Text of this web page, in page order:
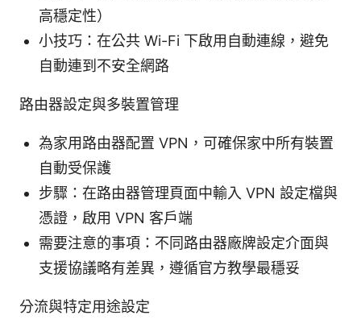
高穩定性）
小技巧：在公共 Wi-Fi 下啟用自動連線，避免
自動連到不安全網路
路由器設定與多裝置管理
為家用路由器配置 VPN，可確保家中所有裝置
自動受保護
步驟：在路由器管理頁面中輸入 VPN 設定檔與
憑證，啟用 VPN 客戶端
需要注意的事項：不同路由器廠牌設定介面與
支援協議略有差異，遵循官方教學最穩妥
分流與特定用途設定